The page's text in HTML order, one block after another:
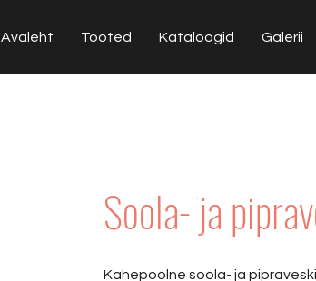
Avaleht Tooted Kataloogid Galerii
Soola- ja
Kahepoolne soola- ja pipraveski